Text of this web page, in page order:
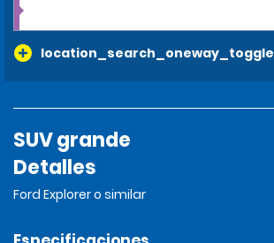
location_search_oneway_toggle
SUV grande
Detalles
Ford Explorer o similar